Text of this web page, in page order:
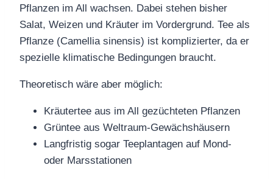
Pflanzen im All wachsen. Dabei stehen bisher
Salat, Weizen und Kräuter im Vordergrund. Tee als
Pflanze (Camellia sinensis) ist komplizierter, da er
spezielle klimatische Bedingungen braucht.
Theoretisch wäre aber möglich:
Kräutertee aus im All gezüchteten Pflanzen
Grüntee aus Weltraum-Gewächshäusern
Langfristig sogar Teeplantagen auf Mond-
oder Marsstationen